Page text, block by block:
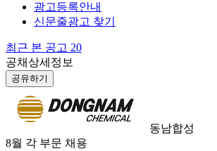
광고등록안내
신문줄광고 찾기
최근 본 공고 20
공채상세정보
공유하기
동남합성
8월 각 부문 채용